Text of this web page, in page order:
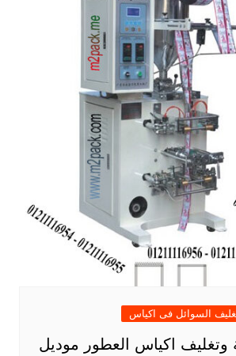
وتغليف اكياس العطور موديل